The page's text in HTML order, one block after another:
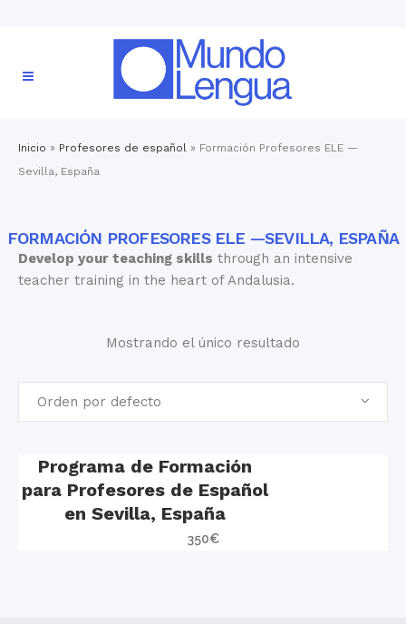
Inicio » Profesores de español » Formación Profesores ELE —
Sevilla, España
FORMACIÓN PROFESORES ELE —SEVILLA, ESPAÑA
Develop your teaching skills through an intensive
teacher training in the heart of Andalusia.
Mostrando el único resultado
Orden por defecto
Programa de Formación
para Profesores de Español
en Sevilla, España
350€